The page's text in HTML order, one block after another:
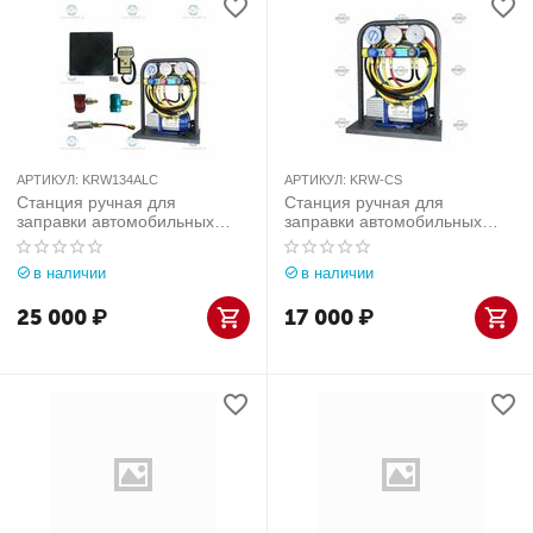
АРТИКУЛ: KRW134ALC
Станция ручная для
заправки автомобильных
кондиционеров KraftWell
(КНР) арт. KRW134ALC
в наличии
25 000₽
АРТИКУЛ: KRW-CS
Станция ручная для
заправки автомобильных
кондиционеров KraftWell
(КНР) арт. KRW-CS
в наличии
17 000₽